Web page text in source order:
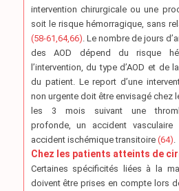
intervention chirurgicale ou une
soit le risque hémorragique, sans
(58-61,64,66) . Le nombre de jours
des AOD dépend du risque
l’intervention, du type d’AOD et de
du patient. Le report d’une
non urgente doit être envisagé chez
les 3 mois suivant une
profonde, un accident vasculaire
accident ischémique transitoire(64)
Chez les patients atteints de
Certaines spécificités liées à la
doivent être prises en compte lors